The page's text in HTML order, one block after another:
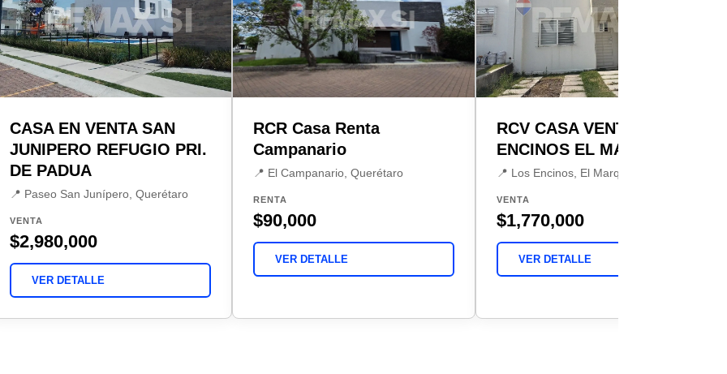
CASA EN VENTA SAN
JUNIPERO REFUGIO PRI.
DE PADUA
📍 Paseo San Junípero, Querétaro
VENTA
$2,980,000
VER DETALLE
RCR Casa Renta
Campanario
📍 El Campanario, Querétaro
RENTA
$90,000
VER DETALLE
RCV CASA VENTA LOS
ENCINOS EL MARQUES
📍 Los Encinos, El Marqués
VENTA
$1,770,000
VER DETALLE